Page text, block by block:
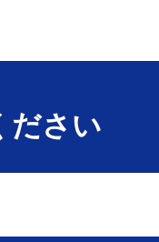
ださい